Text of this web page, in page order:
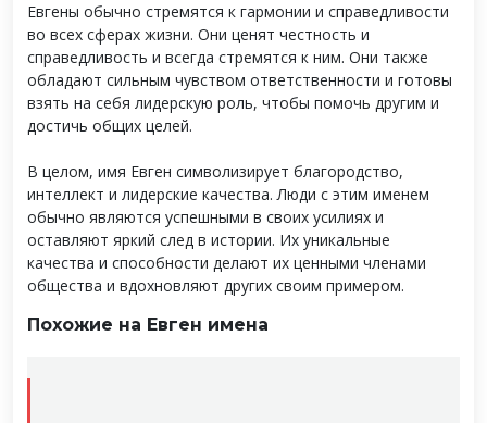
Евгены обычно стремятся к гармонии и справедливости
во всех сферах жизни. Они ценят честность и
справедливость и всегда стремятся к ним. Они также
обладают сильным чувством ответственности и готовы
взять на себя лидерскую роль, чтобы помочь другим и
достичь общих целей.
В целом, имя Евген символизирует благородство,
интеллект и лидерские качества. Люди с этим именем
обычно являются успешными в своих усилиях и
оставляют яркий след в истории. Их уникальные
качества и способности делают их ценными членами
общества и вдохновляют других своим примером.
Похожие на Евген имена